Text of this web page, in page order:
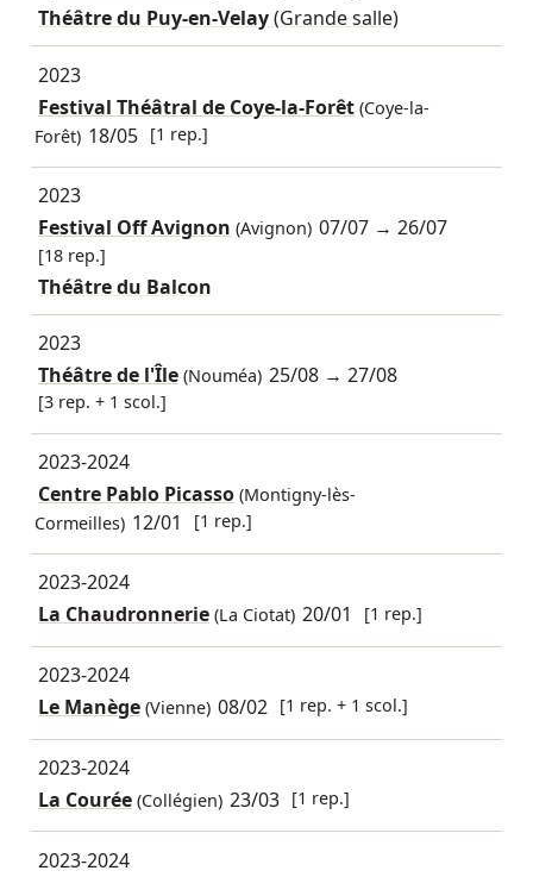
Théâtre du Puy-en-Velay(Grande salle)
2023
Festival Théâtral de Coye-la-Forêt(Coye-la-
Forêt) 18/05 [1 rep.]
2023
Festival Off Avignon (Avignon) 07/07 →26/07
[18 rep.]
Théâtre du Balcon
2023
Théâtre de l'Île(Nouméa) 25/08 →27/08
[3 rep. + 1 scol.]
2023-2024
Centre Pablo Picasso(Montigny-lès-
Cormeilles) 12/01 [1 rep.]
2023-2024
La Chaudronnerie(La Ciotat) 20/01 [1 rep.]
2023-2024
Le Manège(Vienne) 08/02 [1 rep. + 1 scol.]
2023-2024
La Courée(Collégien) 23/03 [1 rep.]
2023-2024